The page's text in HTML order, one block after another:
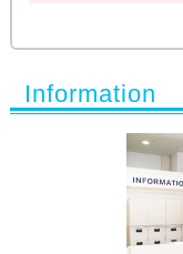
Information